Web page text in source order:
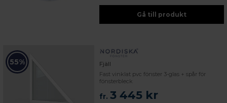
Gå till produkt
55% Fjäll
Fast vinklat pvc fönster 3-glas + spår för
fönsterbleck
fr. 3 445 kr